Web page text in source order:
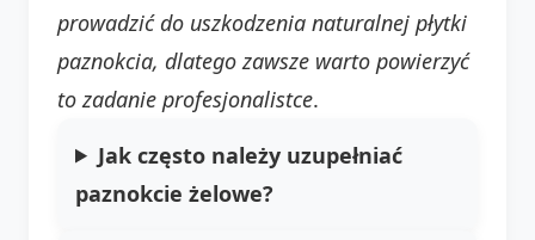
prowadzić do uszkodzenia naturalnej płytki
paznokcia, dlatego zawsze warto powierzyć
to zadanie profesjonalistce.
Jak często należy uzupełniać
paznokcie żelowe?